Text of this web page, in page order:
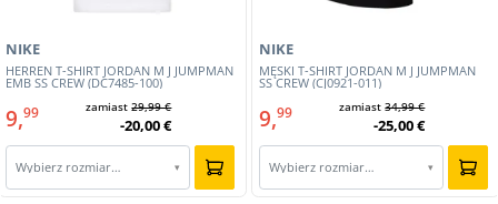
HERREN T-SHIRT JORDAN M J JUMPMAN
EMB SS CREW (DC7485-100)
NIKE
9,99 zamiast29,99 €
-20,00 €
Wybierz rozmiar… ▾
MĘSKI T-SHIRT JORDAN M J JUMPMAN
SS CREW (CJ0921-011)
NIKE
9,99 zamiast34,99 €
-25,00 €
Wybierz rozmiar… ▾